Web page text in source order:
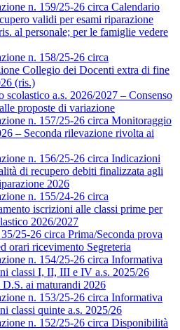
n. 159/25-26 circa Calendario
validi per esami riparazione
al personale; per le famiglie vedere
n. 158/25-26 circa
Collegio dei Docenti extra di fine
(ris.)
scolastico a.s. 2026/2027 – Consenso
proposte di variazione
n. 157/25-26 circa Monitoraggio
– Seconda rilevazione rivolta ai
n. 156/25-26 circa Indicazioni
di recupero debiti finalizzata agli
2026
n. 155/24-26 circa
iscrizioni alle classi prime per
2026/2027
25-26 circa Prima/Seconda prova
orari ricevimento Segreteria
n. 154/25-26 circa Informativa
classi I, II, III e IV a.s. 2025/26
D.S. ai maturandi 2026
n. 153/25-26 circa Informativa
classi quinte a.s. 2025/26
n. 152/25-26 circa Disponibilità